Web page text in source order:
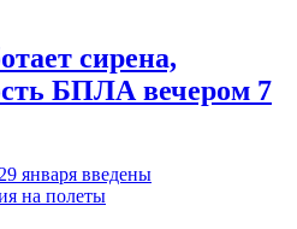
сирена,
БПЛА вечером 7